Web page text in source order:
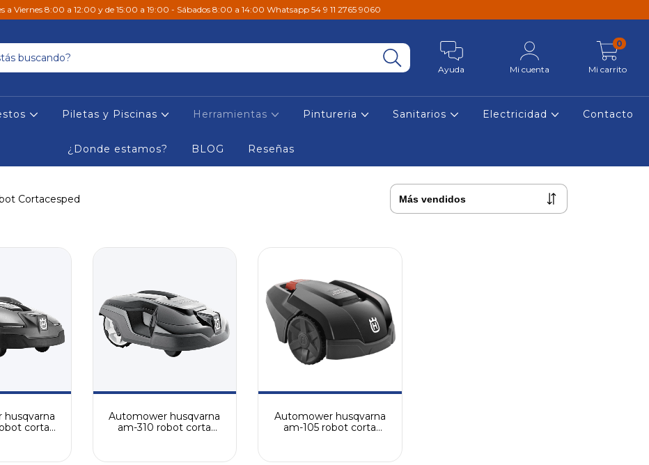
a Viernes 8:00 a 12:00 y de 15:00 a 19:00 - Sábados 8:00 a 14:00 Whatsapp 54 9 11 2765 9060
Ayuda Mi cuenta Mi carrito
0
Piletas y Piscinas Herramientas Pintureria Sanitarios Electricidad Contacto
¿Donde estamos? BLOG Reseñas
Cortacesped
corta
Automower husqvarna
am-310 robot corta
Automower husqvarna
am-105 robot corta